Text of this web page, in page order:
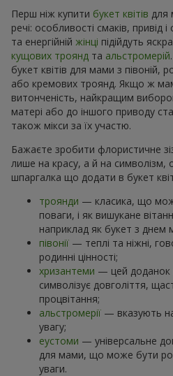
Перш ніж купити букет квітів для
речі: особливості смаків, привід і
та енергійній жінці підійдуть
кущових троянд та альстромерій
букет квітів для мами з півоній,
або кремових троянд. Якщо ж
витонченість, найкращим
матері або до іншого приводу
також мікси за їх участю.
Бажаєте зробити флористичне
лише на красу, а й на символізм,
шпаргалка що додати в букет
троянди — класика, що
поваги, і як вишукане
наприклад як букет з днем
півонії — теплі та ніжні,
родинні цінності;
хризантеми — цей доданок
символізує довголіття,
процвітання;
альстромерії — вказують
увагу;
еустоми — універсальне
для мами, що може бути
уваги.